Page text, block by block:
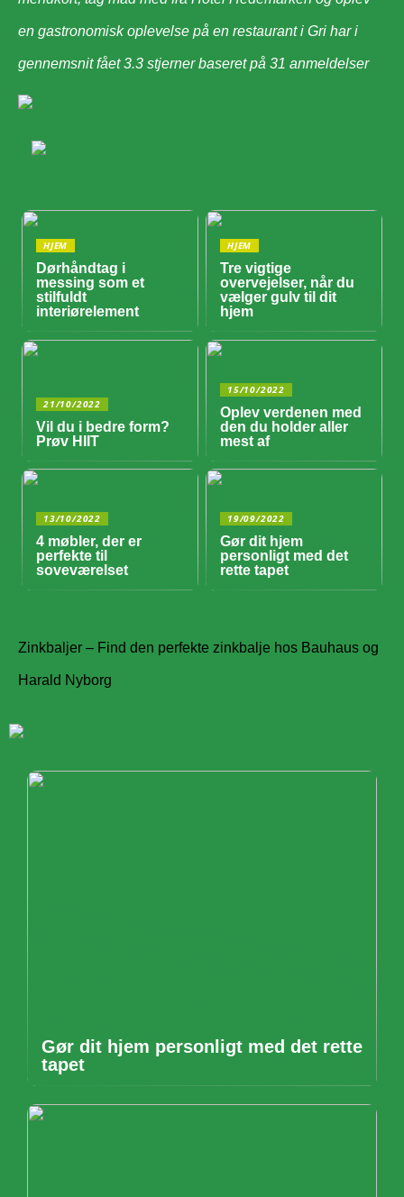
en gastronomisk oplevelse på en restaurant i Gri har i
gennemsnit fået3.3 stjerner baseret på 31 anmeldelser
HJEM
Dørhåndtag i
messing som et
stilfuldt
interiørelement
HJEM
Tre vigtige
overvejelser, når du
vælger gulv til dit
hjem
21/10/2022
Vil du i bedre form?
Prøv HIIT
15/10/2022
Oplev verdenen med
den du holder aller
mest af
13/10/2022
4 møbler, der er
perfekte til
soveværelset
19/09/2022
Gør dit hjem
personligt med det
rette tapet
Zinkbaljer – Find den perfekte zinkbalje hos Bauhaus og
Harald Nyborg
Gør dit hjem personligt med det rette
tapet